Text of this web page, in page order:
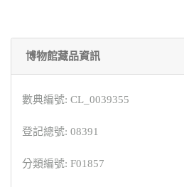
博物館藏品資訊
數典編號: CL_0039355
登記總號: 08391
分類編號: F01857